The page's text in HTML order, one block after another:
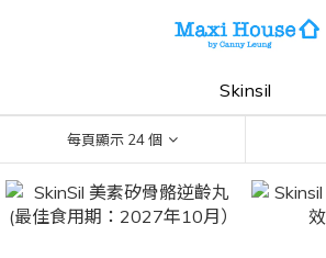
Skinsil
每頁顯示 24 個